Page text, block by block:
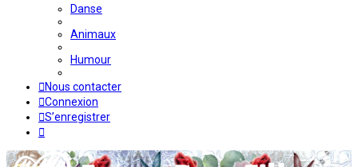
Danse
Animaux
Humour
Nous contacter
Connexion
S’enregistrer